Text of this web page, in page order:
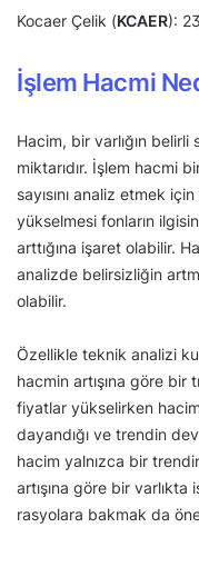
Kocaer Çelik (KCAER):
İşlem Hacmi
Hacim, bir varlığın
miktarıdır. İşlem hacmi
sayısını analiz etmek
yükselmesi fonların
arttığına işaret olabilir.
analizde belirsizliğin
olabilir.
Özellikle teknik analizi
hacmin artışına göre
fiyatlar yükselirken
dayandığı ve trendin
hacim yalnızca bir
artışına göre bir
rasyolara bakmak da